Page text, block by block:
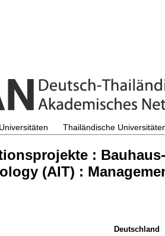
Thailändische
:
(AIT) :
Deutschland